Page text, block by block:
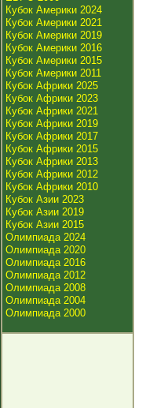
Кубок Америки 2024
Кубок Америки 2021
Кубок Америки 2019
Кубок Америки 2016
Кубок Америки 2015
Кубок Америки 2011
Кубок Африки 2025
Кубок Африки 2023
Кубок Африки 2021
Кубок Африки 2019
Кубок Африки 2017
Кубок Африки 2015
Кубок Африки 2013
Кубок Африки 2012
Кубок Африки 2010
Кубок Азии 2023
Кубок Азии 2019
Кубок Азии 2015
Олимпиада 2024
Олимпиада 2020
Олимпиада 2016
Олимпиада 2012
Олимпиада 2008
Олимпиада 2004
Олимпиада 2000